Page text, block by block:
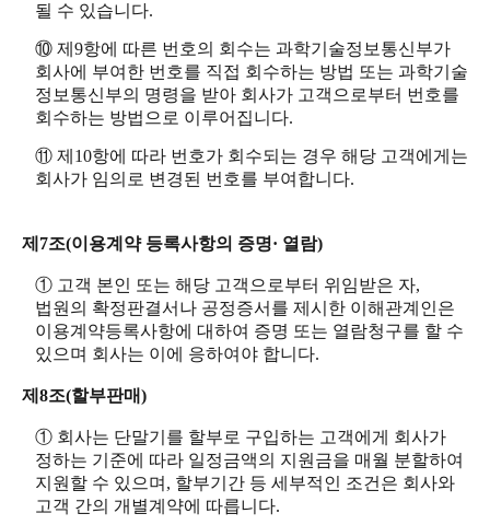
될 수 있습니다.
⑩ 제9항에 따른 번호의 회수는 과학기술정보통신부가
회사에 부여한 번호를 직접 회수하는 방법 또는 과학기술
정보통신부의 명령을 받아 회사가 고객으로부터 번호를
회수하는 방법으로 이루어집니다.
⑪ 제10항에 따라 번호가 회수되는 경우 해당 고객에게는
회사가 임의로 변경된 번호를 부여합니다.
제7조(이용계약 등록사항의 증명· 열람)
① 고객 본인 또는 해당 고객으로부터 위임받은 자,
법원의 확정판결서나 공정증서를 제시한 이해관계인은
이용계약등록사항에 대하여 증명 또는 열람청구를 할 수
있으며 회사는 이에 응하여야 합니다.
제8조(할부판매)
① 회사는 단말기를 할부로 구입하는 고객에게 회사가
정하는 기준에 따라 일정금액의 지원금을 매월 분할하여
지원할 수 있으며, 할부기간 등 세부적인 조건은 회사와
고객 간의 개별계약에 따릅니다.